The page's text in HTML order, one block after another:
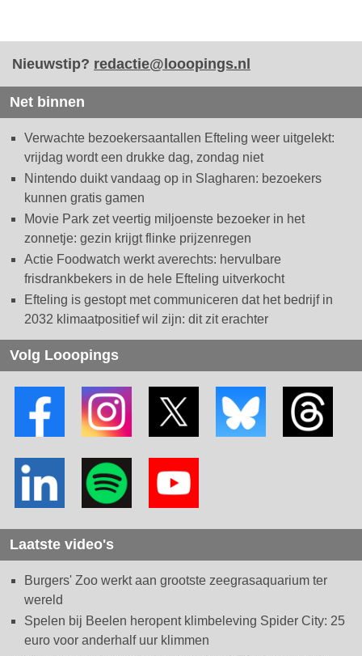
Nieuwstip? redactie@looopings.nl
Net binnen
Verwachte bezoekersaantallen Efteling weer uitgelekt:
vrijdag wordt een drukke dag, zondag niet
Nintendo duikt vandaag op in Slagharen: bezoekers
kunnen gratis gamen
Movie Park zet veertig miljoenste bezoeker in het
zonnetje: gezin krijgt flinke prijzenregen
Actie Foodwatch werkt averechts: hervulbare
frisdrankbekers in de hele Efteling uitverkocht
Efteling is gestopt met communiceren dat het bedrijf in
2032 klimaatpositief wil zijn: dit zit erachter
Volg Looopings
Laatste video's
Burgers' Zoo werkt aan grootste zeegrasaquarium ter
wereld
Spelen bij Beelen heropent klimbeleving Spider City: 25
euro voor anderhalf uur klimmen